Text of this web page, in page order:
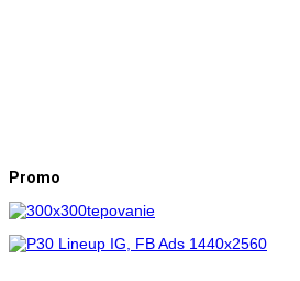
Promo